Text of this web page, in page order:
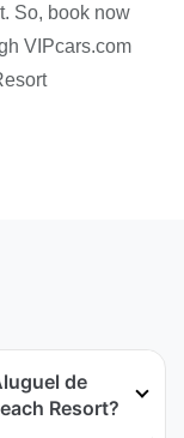
So, book now
VIPcars.com
de
Resort?